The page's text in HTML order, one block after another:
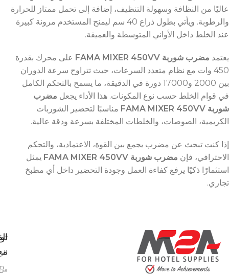
عاليًا من النظافة وسهولة التنظيف، إضافة إلى تحمل ممتاز للحرارة
والرطوبة. ويأتي بطول ذراع 40 سم ليمنح المستخدم مرونة كبيرة
عند الخلط داخل الأواني المتوسطة والعميقة.
يعتمد مضرب شوربة FAMA MIXER 450VV
على محرك بقدرة
450 وات مع نظام متعدد السرعات، حيث تتراوح سرعة الدوران
بين 2000 و17000 دورة في الدقيقة، ما يسمح بالتحكم الكامل
في قوام الخلط حسب نوع المكونات. هذا الأداء يجعل مضرب
شوربة FAMA MIXER 450VV
مناسبًا لتحضير الشوربات
الكريمية، الصوصات، والخلطات المختلفة بسرعة ودقة عالية.
إذا كنت تبحث عن مضرب يجمع بين القوة، الاعتمادية، والتحكم
الاحترافي، فإن مضرب شوربة FAMA MIXER 450VV
يمثل
استثمارًا ذكيًا يرفع كفاءة العمل وجودة التحضير داخل أي مطبخ
تجاري.